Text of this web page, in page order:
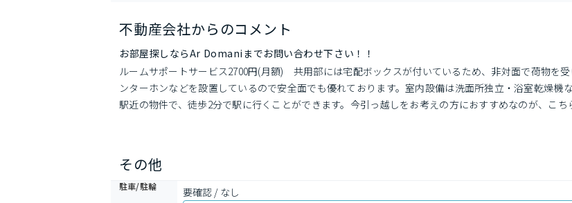
不動産会社からのコメント
お部屋探しならAr Domaniまでお問い合わせ下さい！！
ルームサポートサービス2700円(月額)　共用部には宅配ボックスが付いているため、非対面で荷物を
ンターホンなどを設置しているので安全面でも優れております。室内設備は洗面所独立・浴室乾燥機
駅近の物件で、徒歩2分で駅に行くことができます。今引っ越しをお考えの方におすすめなのが、こち
その他
駐車/駐輪 要確認 / なし